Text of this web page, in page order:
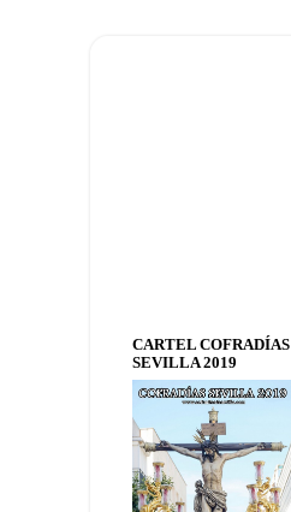
CARTEL COFRADÍAS
SEVILLA 2019